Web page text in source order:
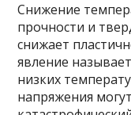
Снижение
прочности и
снижает
явление
низких
напряжения